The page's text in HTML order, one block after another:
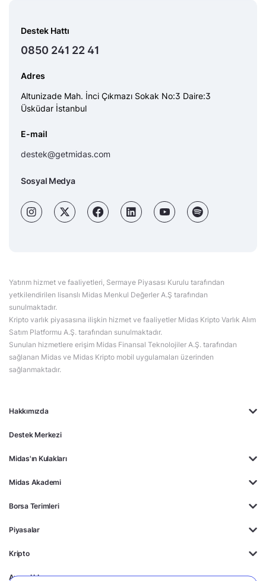
Hakkımızda
Destek Merkezi
Midas'ın Kulakları
Midas Akademi
Borsa Terimleri
Piyasalar
Kripto
Ayrıcalıklar
Destek Hattı
0850 241 22 41
Adres
Altunizade Mah. İnci Çıkmazı Sokak No:3 Daire:3
Üsküdar İstanbul
E-mail
destek@getmidas.com
Sosyal Medya
Yatırım hizmet ve faaliyetleri, Sermaye Piyasası Kurulu tarafından
yetkilendirilen lisanslı Midas Menkul Değerler A.Ş tarafından
sunulmaktadır.
Kripto varlık piyasasına ilişkin hizmet ve faaliyetler Midas Kripto Varlık Alım
Satım Platformu A.Ş. tarafından sunulmaktadır.
Sunulan hizmetlere erişim Midas Finansal Teknolojiler A.Ş. tarafından
sağlanan Midas ve Midas Kripto mobil uygulamaları üzerinden
sağlanmaktadır.